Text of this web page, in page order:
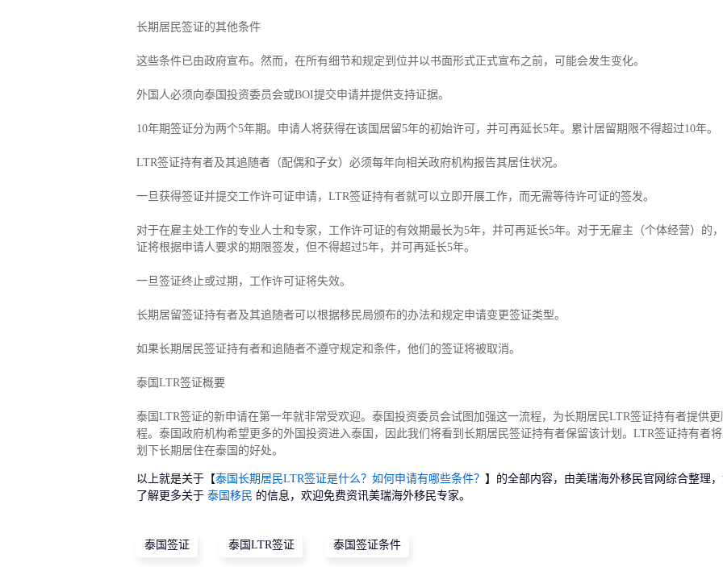
长期居民签证的其他条件
这些条件已由政府宣布。然而，在所有细节和规定到位并以书面形式正式宣布之前，可能会发生变化。
外国人必须向泰国投资委员会或BOI提交申请并提供支持证据。
10年期签证分为两个5年期。申请人将获得在该国居留5年的初始许可，并可再延长5年。累计居留期限不得超过10年。
LTR签证持有者及其追随者（配偶和子女）必须每年向相关政府机构报告其居住状况。
一旦获得签证并提交工作许可证申请，LTR签证持有者就可以立即开展工作，而无需等待许可证的签发。
对于在雇主处工作的专业人士和专家，工作许可证的有效期最长为5年，并可再延长5年。对于无雇主（个体经营）的，
证将根据申请人要求的期限签发，但不得超过5年，并可再延长5年。
一旦签证终止或过期，工作许可证将失效。
长期居留签证持有者及其追随者可以根据移民局颁布的办法和规定申请变更签证类型。
如果长期居民签证持有者和追随者不遵守规定和条件，他们的签证将被取消。
泰国LTR签证概要
泰国LTR签证的新申请在第一年就非常受欢迎。泰国投资委员会试图加强这一流程，为长期居民LTR签证持有者提供
程。泰国政府机构希望更多的外国投资进入泰国，因此我们将看到长期居民签证持有者保留该计划。LTR签证持有者
划下长期居住在泰国的好处。
以上就是关于【泰国长期居民LTR签证是什么？如何申请有哪些条件？ 】的全部内容，由美瑞海外移民官网综合整理
了解更多关于泰国移民 的信息，欢迎免费资讯美瑞海外移民专家。
泰国签证 泰国LTR签证 泰国签证条件